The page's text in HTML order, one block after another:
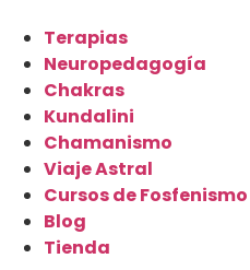
Terapias
Neuropedagogía
Chakras
Kundalini
Chamanismo
Viaje Astral
Cursos de Fosfenismo
Blog
Tienda